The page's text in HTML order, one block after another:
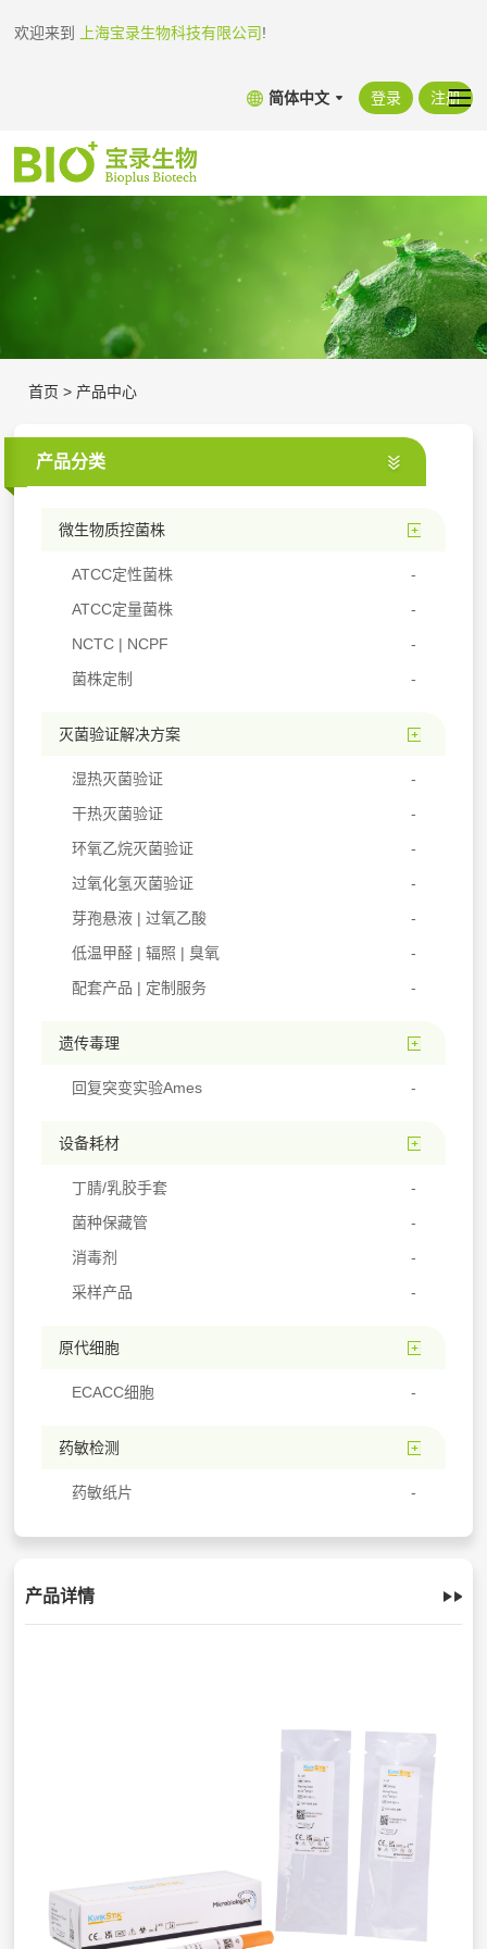
欢迎来到 上海宝录生物科技有限公司!
简体中文 登录 注册
首页 > 产品中心
产品分类
微生物质控菌株
ATCC定性菌株
ATCC定量菌株
NCTC | NCPF
菌株定制
灭菌验证解决方案
湿热灭菌验证
干热灭菌验证
环氧乙烷灭菌验证
过氧化氢灭菌验证
芽孢悬液 | 过氧乙酸
低温甲醛 | 辐照 | 臭氧
配套产品 | 定制服务
遗传毒理
回复突变实验Ames
设备耗材
丁腈/乳胶手套
菌种保藏管
消毒剂
采样产品
原代细胞
ECACC细胞
药敏检测
药敏纸片
产品详情